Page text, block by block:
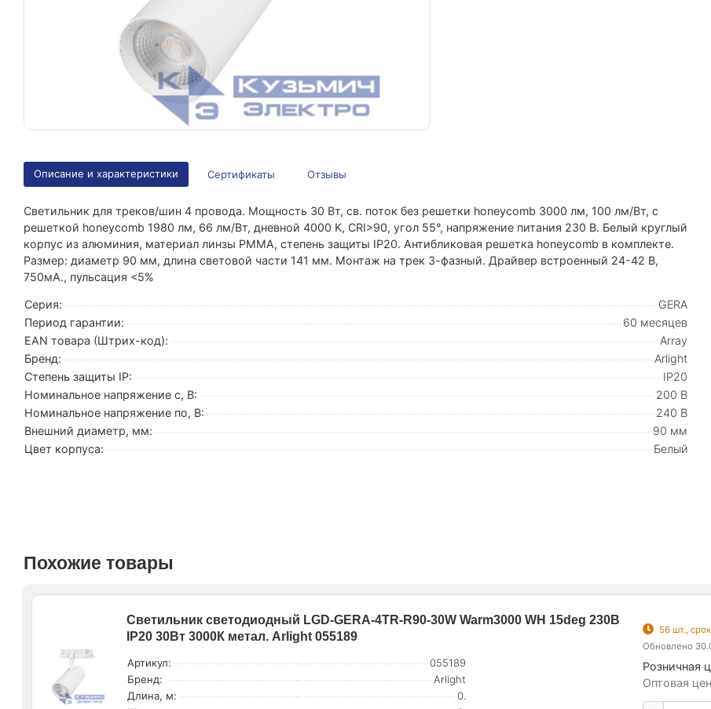
Описание и характеристики Сертификаты Отзывы
Светильник для треков/шин 4 провода. Мощность 30 Вт, св. поток без решетки honeycomb 3000 лм, 100 лм/Вт, с
решеткой honeycomb 1980 лм, 66 лм/Вт, дневной 4000 K, CRI>90, угол 55°, напряжение питания 230 В. Белый круглый
корпус из алюминия, материал линзы PMMA, степень защиты IP20. Антибликовая решетка honeycomb в комплекте.
Размер: диаметр 90 мм, длина световой части 141 мм. Монтаж на трек 3-фазный. Драйвер встроенный 24-42 В,
750мА., пульсация <5%
Серия:
GERA
Период гарантии:
60 месяцев
EAN товара (Штрих-код):
Array
Бренд:
Arlight
Степень защиты IP:
IP20
Номинальное напряжение с, В:
200 В
Номинальное напряжение по, В:
240 В
Внешний диаметр, мм:
90 мм
Цвет корпуса:
Белый
Похожие товары
Светильник светодиодный LGD-GERA-4TR-R90-30W Warm3000 WH 15deg 230В
IP20 30Вт 3000К метал. Arlight 055189
Артикул:
055189
Бренд:
Arlight
Длина, м:
0.
56 шт.,
Обновлено
Розничная
Оптовая